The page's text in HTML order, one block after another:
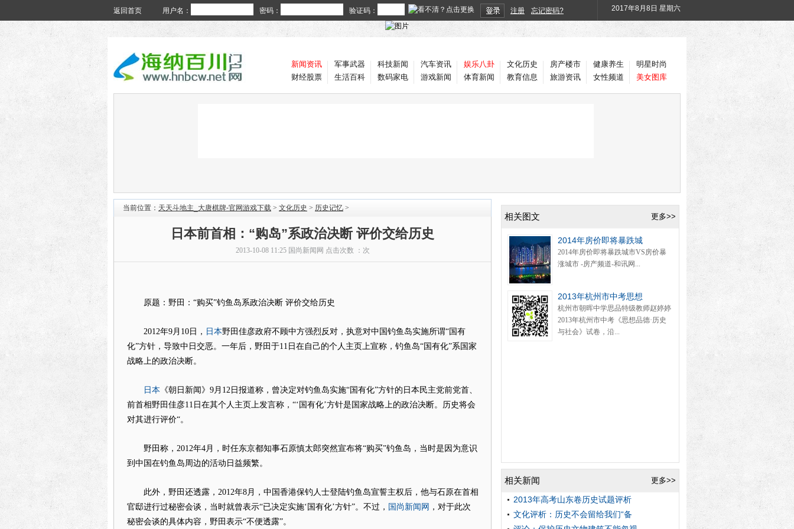
返回首页 用户名： 密码： 验证码： 注册 忘记密码? 2017年8月8日 星期六
新闻资讯
财经股票
军事武器
生活百科
科技新闻
数码家电
汽车资讯
游戏新闻
娱乐八卦
体育新闻
文化历史
教育信息
房产楼市
旅游资讯
健康养生
女性频道
明星时尚
美女图库
当前位置： 天天斗地主_大唐棋牌-官网游戏下载 > 文化历史 > 历史记忆 >
日本前首相：“购岛”系政治决断 评价交给历史
2013-10-08 11:25 国尚新闻网 点击次数 ： 次
原题：野田：“购买”钓鱼岛系政治决断 评价交给历史
2012年9月10日， 日本野田佳彦政府不顾中方强烈反对，执意对中国钓鱼岛实施所谓“国有
化”方针，导致中日交恶。一年后，野田于11日在自己的个人主页上宣称，钓鱼岛“国有化”系国家
战略上的政治决断。
日本 《朝日新闻》9月12日报道称，曾决定对钓鱼岛实施“国有化”方针的日本民主党前党首、
前首相野田佳彦11日在其个人主页上发言称，“‘国有化’方针是国家战略上的政治决断。历史将会
对其进行评价“。
野田称，2012年4月，时任东京都知事石原慎太郎突然宣布将“购买”钓鱼岛，当时是因为意识
到中国在钓鱼岛周边的活动日益频繁。
此外，野田还透露，2012年8月，中国香港保钓人士登陆钓鱼岛宣誓主权后，他与石原在首相
官邸进行过秘密会谈，当时就曾表示“已决定实施‘国有化’方针”。不过， 国尚新闻网 ，对于此次
秘密会谈的具体内容，野田表示“不便透露”。
更多>>
相关图文
2014年房价即将暴跌城
2014年房价即将暴跌城市VS房价暴
涨城市 -房产频道-和讯网...
2013年杭州市中考思想
杭州市朝晖中学思品特级教师赵婷婷
2013年杭州市中考《思想品德·历史
与社会》试卷，沿...
更多>>
相关新闻
2013年高考山东卷历史试题评析
文化评析：历史不会留给我们“备